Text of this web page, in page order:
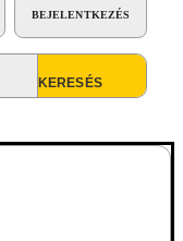
BEJELENTKEZÉS